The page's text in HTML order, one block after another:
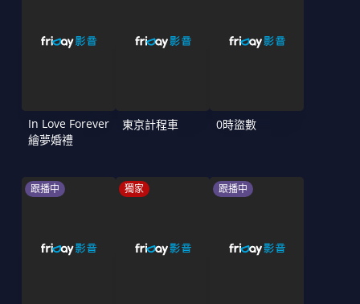
In Love Forever
繪夢婚禮
東京計程車 0時盜數
跟播中 獨家 跟播中